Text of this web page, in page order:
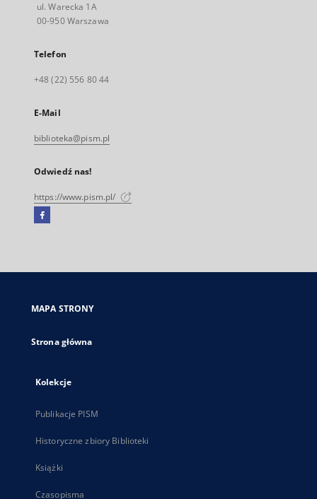
ul. Warecka 1A
00-950 Warszawa
Telefon
+48 (22) 556 80 44
E-Mail
biblioteka@pism.pl
Odwiedź nas!
https://www.pism.pl/
Facebook
się
karcie
MAPA STRONY
Strona główna
Kolekcje
Publikacje PISM
Historyczne zbiory Biblioteki
Książki
Czasopisma